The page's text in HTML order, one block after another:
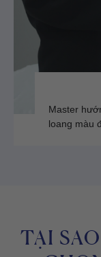
Master
loang màu
TẠI